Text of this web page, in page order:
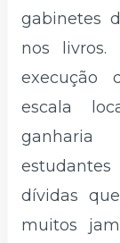
gabinetes
nos livros.
execução
escala
dívidas
muitos